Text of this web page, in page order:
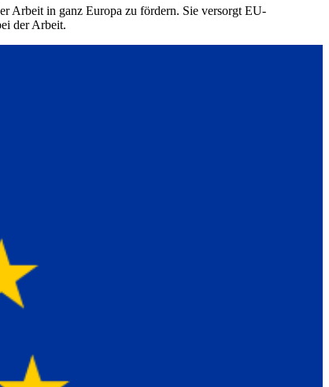
Arbeit in ganz Europa zu fördern. Sie versorgt EU-
der Arbeit.